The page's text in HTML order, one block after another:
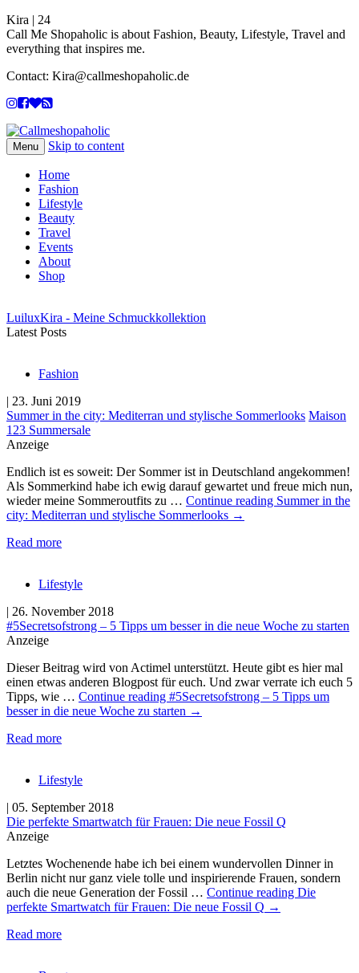
Kira | 24
Call Me Shopaholic is about Fashion, Beauty, Lifestyle, Travel and
everything that inspires me.
Contact: Kira@callmeshopaholic.de
Menu Skip to content
Home
Fashion
Lifestyle
Beauty
Travel
Events
About
Shop
LuiluxKira - Meine Schmuckkollektion
Latest Posts
Fashion
| 23. Juni 2019
Summer in the city: Mediterran und stylische Sommerlooks Maison
123 Summersale
Anzeige
Endlich ist es soweit: Der Sommer ist in Deutschland angekommen!
Als Sommerkind habe ich ewig darauf gewartet und freue mich nun,
wieder meine Sommeroutfits zu … Continue reading Summer in the
city: Mediterran und stylische Sommerlooks →
Read more
Lifestyle
| 26. November 2018
#5Secretsofstrong – 5 Tipps um besser in die neue Woche zu starten
Anzeige
Dieser Beitrag wird von Actimel unterstützt. Heute gibt es hier mal
einen etwas anderen Blogpost für euch. Und zwar verrate ich euch 5
Tipps, wie … Continue reading #5Secretsofstrong – 5 Tipps um
besser in die neue Woche zu starten →
Read more
Lifestyle
| 05. September 2018
Die perfekte Smartwatch für Frauen: Die neue Fossil Q
Anzeige
Letztes Wochenende habe ich bei einem wundervollen Dinner in
Berlin nicht nur ganz viele tolle und inspirierende Frauen, sondern
auch die neue Generation der Fossil … Continue reading Die
perfekte Smartwatch für Frauen: Die neue Fossil Q →
Read more